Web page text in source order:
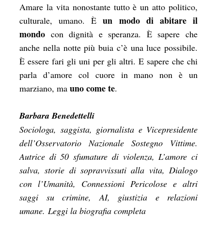
Amare la vita nonostante tutto è un atto politico,
culturale, umano. Èun modo di abitare il
mondo con dignità e speranza. È sapere che
anche nella notte più buia c’è una luce possibile.
È essere fari gli uni per gli altri. E sapere che chi
parla d’amore col cuore in mano non è un
marziano, ma uno come te.
Barbara Benedettelli
Sociologa, saggista, giornalista e Vicepresidente
dell’Osservatorio Nazionale Sostegno Vittime.
Autrice di 50 sfumature di violenza, L’amore ci
salva, storie di sopravvissuti alla vita, Dialogo
con l’Umanità, Connessioni Pericolose e altri
saggi su crimine, AI, giustizia e relazioni
umane. Leggi la biografia completa